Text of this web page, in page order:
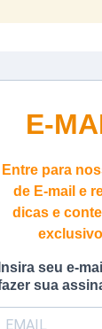
E-
Entre para
de E-mail e
dicas e
Insira seu e-
sua